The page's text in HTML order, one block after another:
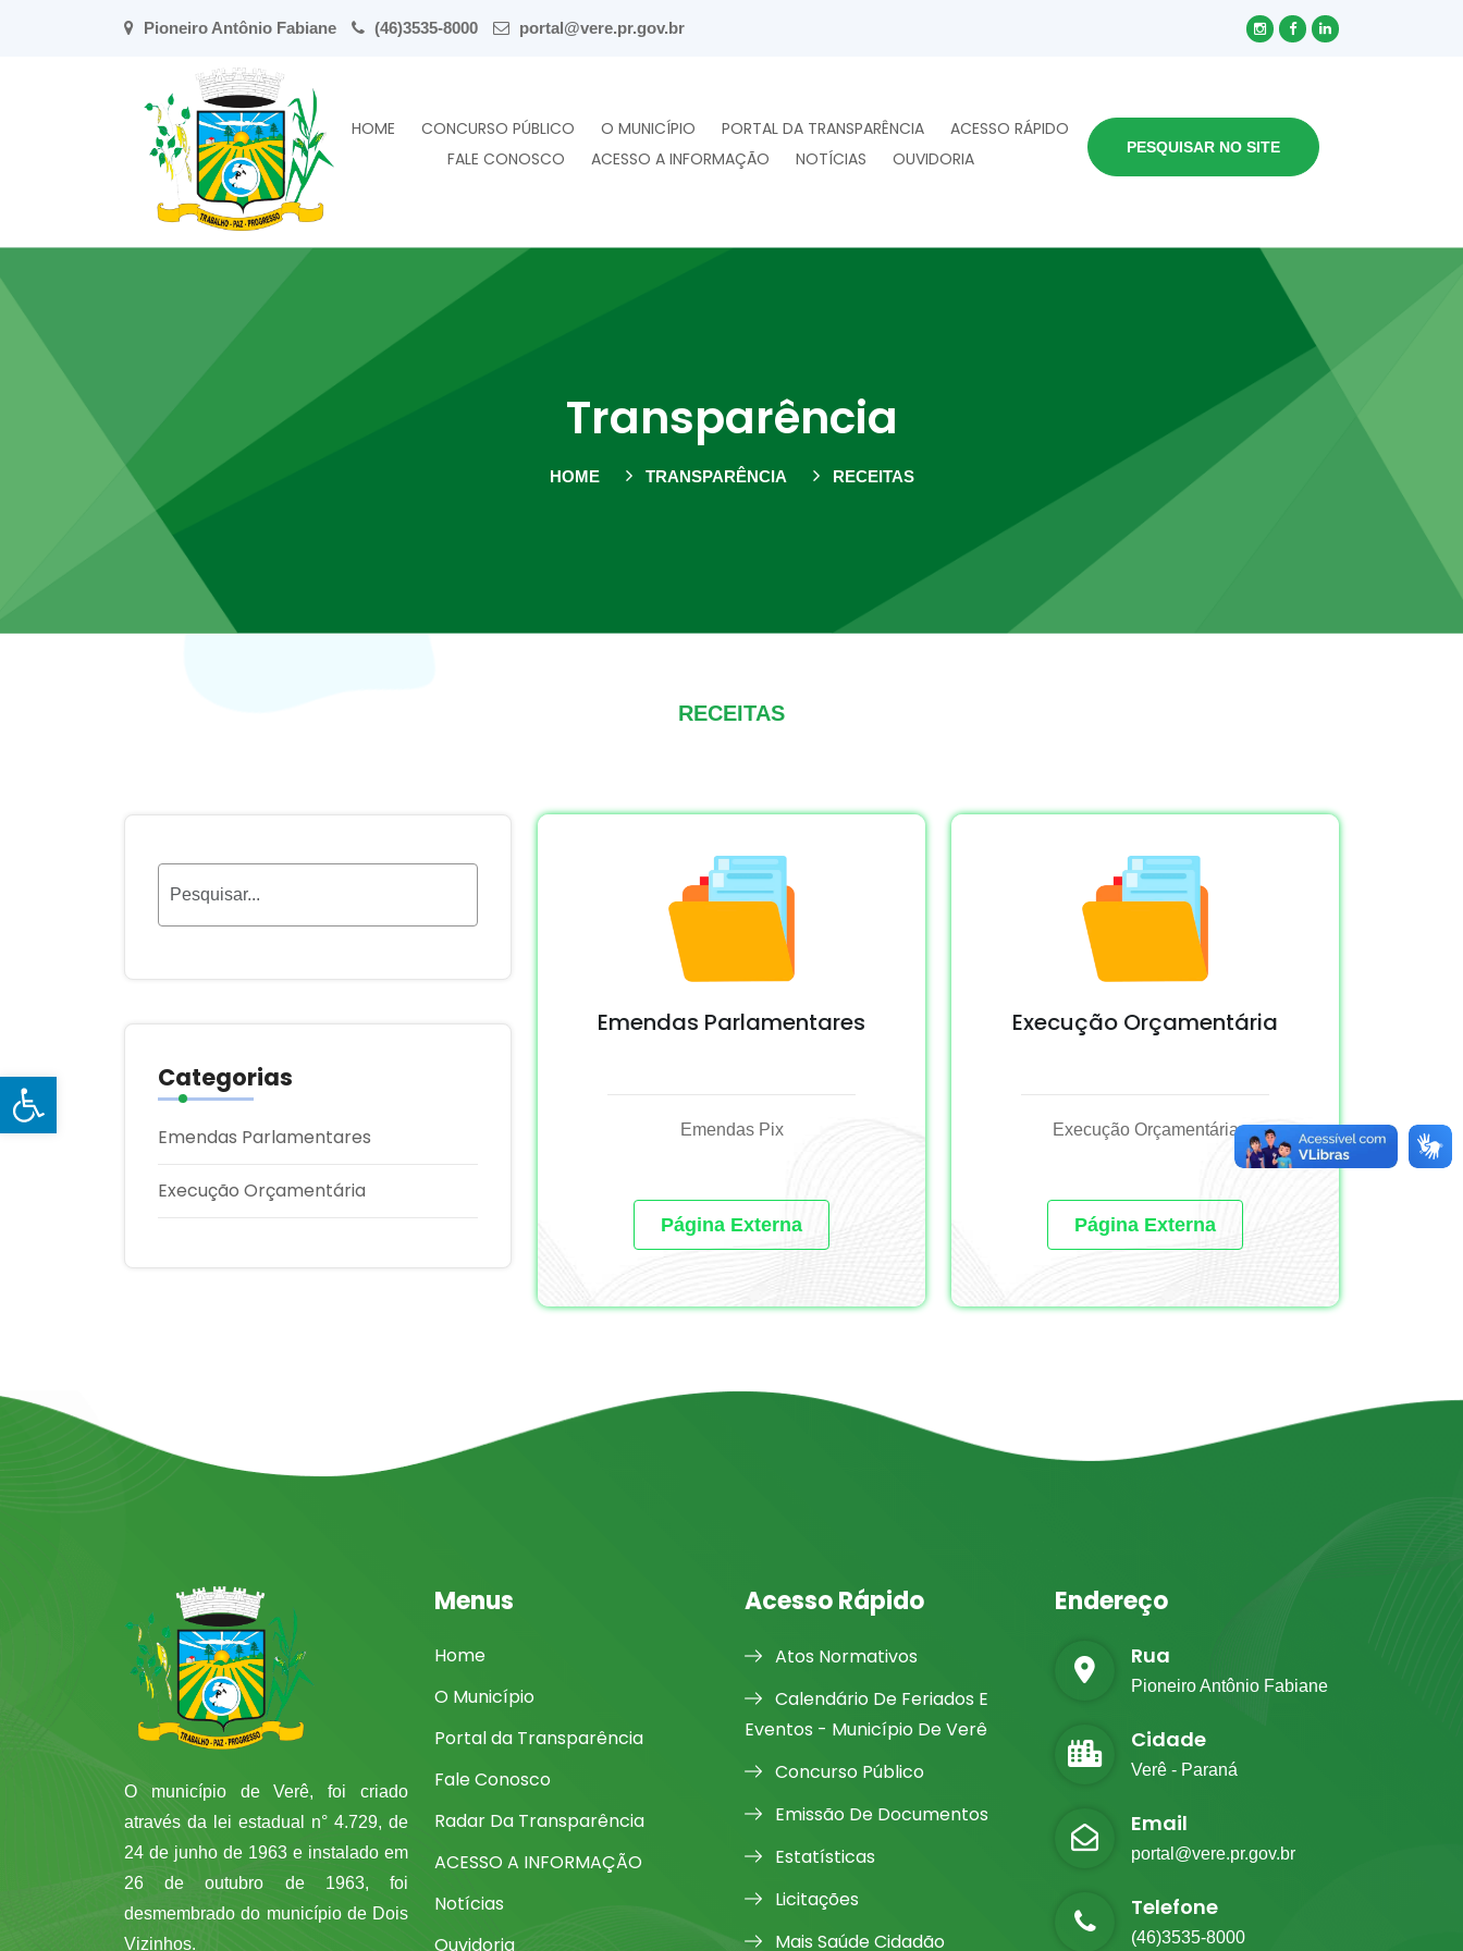
Open toolbar
Pioneiro Antônio Fabiane (46)3535-8000 portal@vere.pr.gov.br
HOME CONCURSO PÚBLICO O MUNICÍPIO PORTAL DA TRANSPARÊNCIA
ACESSO RÁPIDO
FALE CONOSCO
ACESSO A INFORMAÇÃO NOTÍCIAS OUVIDORIA
PESQUISAR NO SITE
Transparência
HOME TRANSPARÊNCIA RECEITAS
RECEITAS
Categorias
Emendas Parlamentares
Execução Orçamentária
Emendas Parlamentares
Emendas Pix
Página Externa
Execução Orçamentária
Execução Orçamentária
Página Externa
O município de Verê, foi criado
através da lei estadual n° 4.729, de
24 de junho de 1963 e instalado em
26 de outubro de 1963, foi
desmembrado do município de Dois
Vizinhos.
Menus
Home
O Município
Portal da Transparência
Fale Conosco
Radar Da Transparência
ACESSO A INFORMAÇÃO
Notícias
Ouvidoria
Acesso Rápido
Atos Normativos
Calendário De Feriados E
Eventos - Município De Verê
Concurso Público
Emissão De Documentos
Estatísticas
Licitações
Mais Saúde Cidadão
Endereço
Rua
Pioneiro Antônio Fabiane
Cidade
Verê - Paraná
Email
portal@vere.pr.gov.br
Telefone
(46)3535-8000